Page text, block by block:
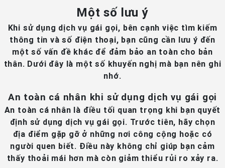
Một số lưu ý
Khi sử dụng dịch vụ gái gọi, bên cạnh việc tìm kiếm
thông tin và số điện thoại, bạn cũng cần lưu ý đến
một số vấn đề khác để đảm bảo an toàn cho bản
thân. Dưới đây là một số khuyến nghị mà bạn nên ghi
nhớ.
An toàn cá nhân khi sử dụng dịch vụ gái gọi
An toàn cá nhân là điều tối quan trọng khi bạn quyết
định sử dụng dịch vụ gái gọi. Trước tiên, hãy chọn
địa điểm gặp gỡ ở những nơi công cộng hoặc có
người quen biết. Điều này không chỉ giúp bạn cảm
thấy thoải mái hơn mà còn giảm thiểu rủi ro xảy ra.